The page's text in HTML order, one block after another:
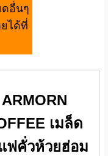
ดอื่นๆ
ได้ที่
ARMORN
เมล็ด
ฟคั่วห้วยฮ่อม